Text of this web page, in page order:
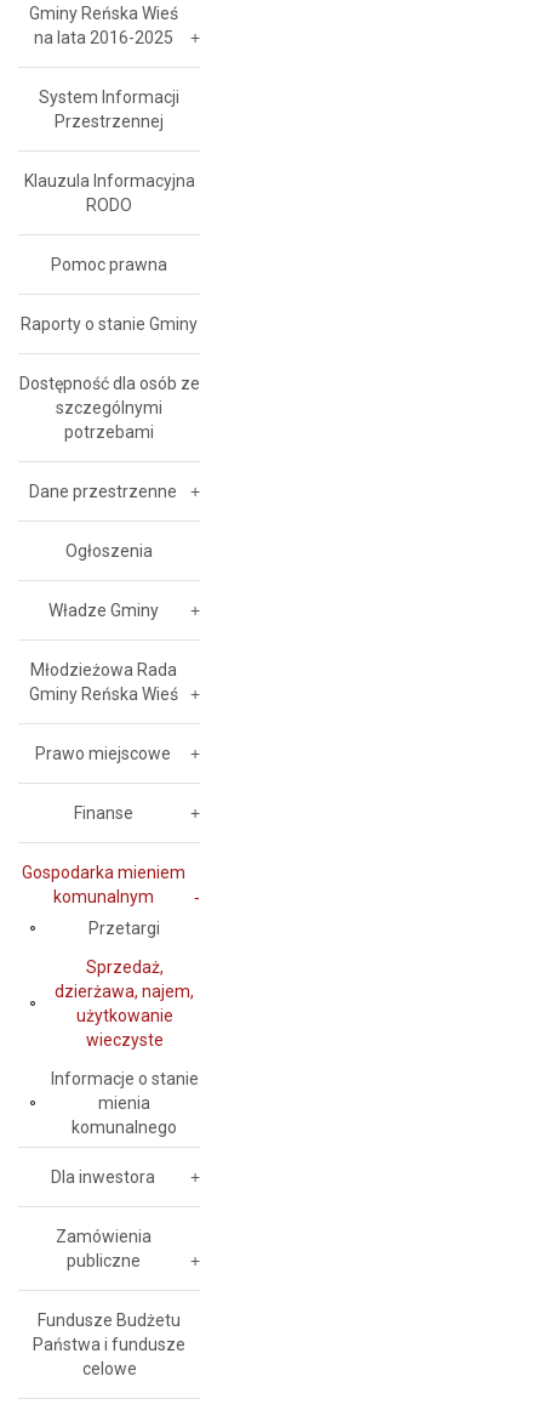
Gminy Reńska Wieś
na lata 2016-2025
System Informacji
Przestrzennej
Klauzula Informacyjna
RODO
Pomoc prawna
Raporty o stanie Gminy
Dostępność dla osób ze
szczególnymi
potrzebami
Dane przestrzenne
Ogłoszenia
Władze Gminy
Młodzieżowa Rada
Gminy Reńska Wieś
Prawo miejscowe
Finanse
Gospodarka mieniem
komunalnym
Przetargi
Sprzedaż,
dzierżawa, najem,
użytkowanie
wieczyste
Informacje o stanie
mienia
komunalnego
Dla inwestora
Zamówienia
publiczne
Fundusze Budżetu
Państwa i fundusze
celowe